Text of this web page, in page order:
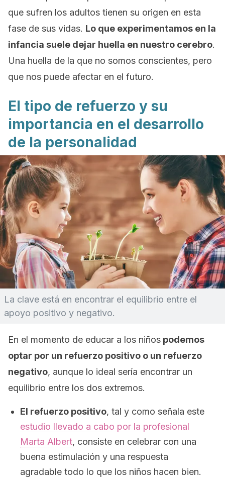
que sufren los adultos tienen su origen en esta
fase de sus vidas. Lo que experimentamos en la
infancia suele dejar huella en nuestro cerebro.
Una huella de la que no somos conscientes, pero
que nos puede afectar en el futuro.
El tipo de refuerzo y su
importancia en el desarrollo
de la personalidad
La clave está en encontrar el equilibrio entre el
apoyo positivo y negativo.
En el momento de educar a los niños podemos
optar por un refuerzo positivo o un refuerzo
negativo, aunque lo ideal sería encontrar un
equilibrio entre los dos extremos.
El refuerzo positivo, tal y como señala este
estudio llevado a cabo por la profesional
Marta Albert, consiste en celebrar con una
buena estimulación y una respuesta
agradable todo lo que los niños hacen bien.